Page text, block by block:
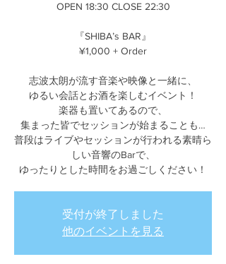
OPEN 18:30 CLOSE 22:30
『SHIBA’s BAR』
¥1,000 + Order
志波太朗が流す音楽や映像と一緒に、
ゆるい会話とお酒を楽しむイベント！
楽器も置いてあるので、
集まった皆でセッションが始まることも…
普段はライブやセッションが行われる素晴ら
しい音響のBarで、
ゆったりとした時間をお過ごしください！
受付が終了しました
他のイベントを見る